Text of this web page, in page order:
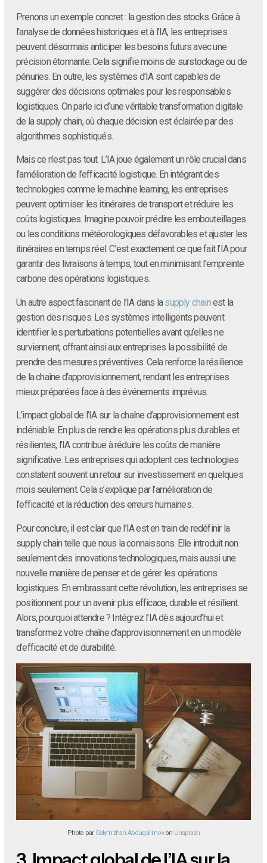
Prenons un exemple concret : la gestion des stocks. Grâce à
l’analyse de données historiques et à l’IA, les entreprises
peuvent désormais anticiper les besoins futurs avec une
précision étonnante. Cela signifie moins de surstockage ou de
pénuries. En outre, les systèmes d’IA sont capables de
suggérer des décisions optimales pour les responsables
logistiques. On parle ici d’une véritable transformation digitale
de la supply chain, où chaque décision est éclairée par des
algorithmes sophistiqués.
Mais ce n’est pas tout. L’IA joue également un rôle crucial dans
l’amélioration de l’efficacité logistique. En intégrant des
technologies comme le machine learning, les entreprises
peuvent optimiser les itinéraires de transport et réduire les
coûts logistiques. Imagine pouvoir prédire les embouteillages
ou les conditions météorologiques défavorables et ajuster les
itinéraires en temps réel. C’est exactement ce que fait l’IA pour
garantir des livraisons à temps, tout en minimisant l’empreinte
carbone des opérations logistiques.
Un autre aspect fascinant de l’IA dans lasupply chainest la
gestion des risques. Les systèmes intelligents peuvent
identifier les perturbations potentielles avant qu’elles ne
surviennent, offrant ainsi aux entreprises la possibilité de
prendre des mesures préventives. Cela renforce la résilience
de la chaîne d’approvisionnement, rendant les entreprises
mieux préparées face à des événements imprévus.
L’impact global de l’IA sur la chaîne d’approvisionnement est
indéniable. En plus de rendre les opérations plus durables et
résilientes, l’IA contribue à réduire les coûts de manière
significative. Les entreprises qui adoptent ces technologies
constatent souvent un retour sur investissement en quelques
mois seulement. Cela s’explique par l’amélioration de
l’efficacité et la réduction des erreurs humaines.
Pour conclure, il est clair que l’IA est en train de redéfinir la
supply chain telle que nous la connaissons. Elle introduit non
seulement des innovations technologiques, mais aussi une
nouvelle manière de penser et de gérer les opérations
logistiques. En embrassant cette révolution, les entreprises se
positionnent pour un avenir plus efficace, durable et résilient.
Alors, pourquoi attendre ? Intégrez l’IA dès aujourd’hui et
transformez votre chaîne d’approvisionnement en un modèle
d’efficacité et de durabilité.
Photo par Galymzhan Abdugalimovon Unsplash